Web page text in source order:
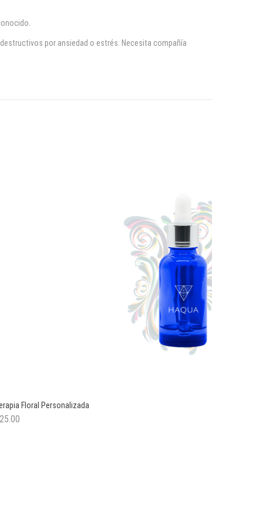
por ansiedad o estrés. Necesita compañía
Floral Personalizada
25.00